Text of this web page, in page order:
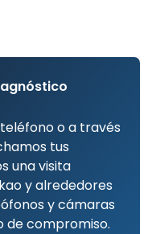
o a través
tus
una visita
y alrededores
y cámaras
de compromiso.